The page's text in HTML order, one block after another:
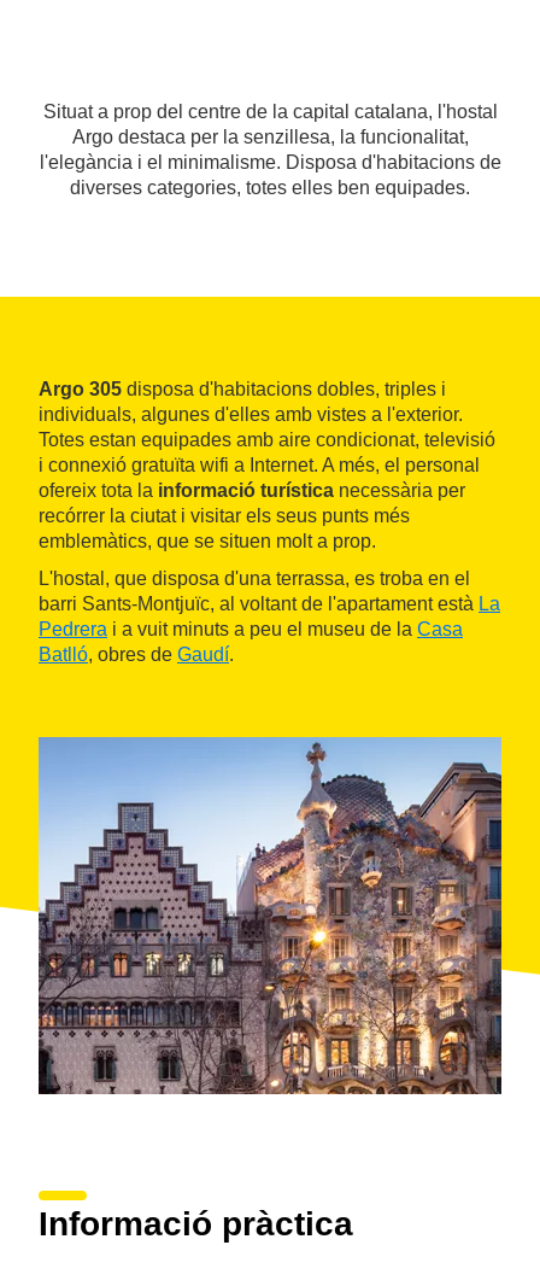
Situat a prop del centre de la capital catalana, l'hostal
Argo destaca per la senzillesa, la funcionalitat,
l'elegància i el minimalisme. Disposa d'habitacions de
diverses categories, totes elles ben equipades.
Argo 305 disposa d'habitacions dobles, triples i
individuals, algunes d'elles amb vistes a l'exterior.
Totes estan equipades amb aire condicionat, televisió
i connexió gratuïta wifi a Internet. A més, el personal
ofereix tota la informació turística necessària per
recórrer la ciutat i visitar els seus punts més
emblemàtics, que se situen molt a prop.
L'hostal, que disposa d'una terrassa, es troba en el
barri Sants-Montjuïc, al voltant de l'apartament està La
Pedrera i a vuit minuts a peu el museu de la Casa
Batlló, obres de Gaudí.
Informació pràctica